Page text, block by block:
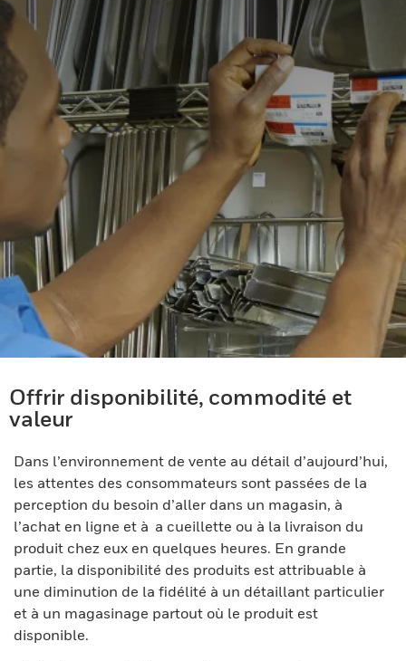
Offrir disponibilité, commodité et
valeur
Dans l’environnement de vente au détail d’aujourd’hui,
les attentes des consommateurs sont passées de la
perception du besoin d’aller dans un magasin, à
l’achat en ligne et à a cueillette ou à la livraison du
produit chez eux en quelques heures. En grande
partie, la disponibilité des produits est attribuable à
une diminution de la fidélité à un détaillant particulier
et à un magasinage partout où le produit est
disponible.